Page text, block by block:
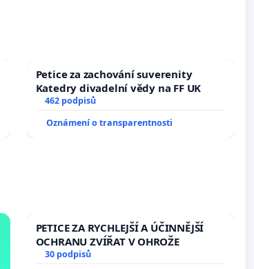
Petice za zachování suverenity
Katedry divadelní vědy na FF UK
462 podpisů
Oznámení o transparentnosti
PETICE ZA RYCHLEJŠÍ A ÚČINNĚJŠÍ
OCHRANU ZVÍŘAT V OHROŽE
30 podpisů